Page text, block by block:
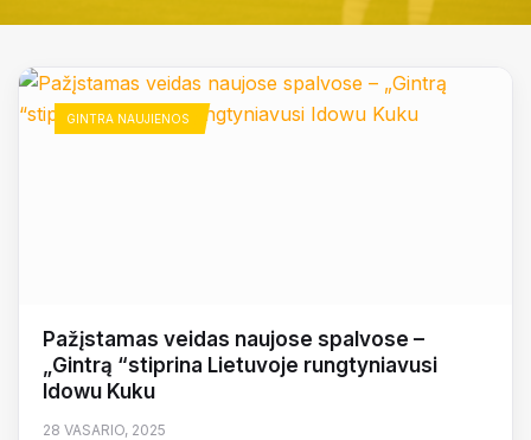
GINTRA NAUJIENOS
Pažįstamas veidas naujose spalvose –
„Gintrą “stiprina Lietuvoje rungtyniavusi
Idowu Kuku
28 VASARIO, 2025